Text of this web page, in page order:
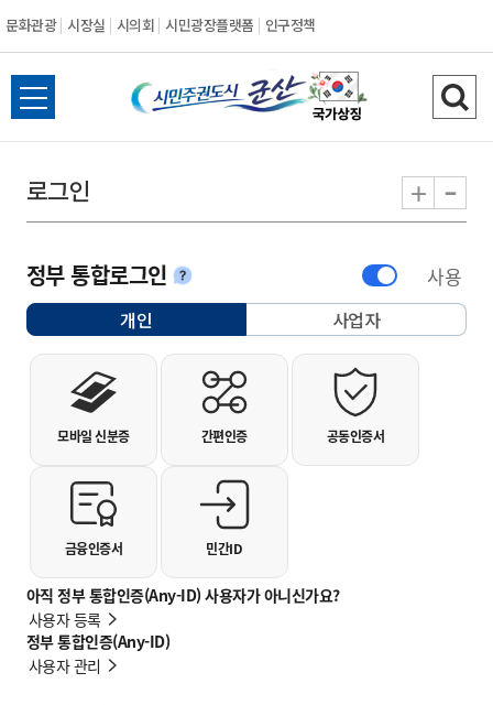
문화관광 시장실 시의회 시민광장플랫폼 인구정책
시민주권도시 군
전체메뉴 열기 검
로그인 + -
정부 통합로그인안내 사용
아직 정부 통합인증(Any-ID) 사용자가 아니신가요?
사용자 등록
정부 통합인증(Any-ID)
사용자 관리
개인선택됨 사업자
개인사용자 로그인
모바일 신분증 간편인증 공동인증서
금융인증서 민간ID